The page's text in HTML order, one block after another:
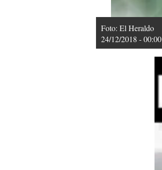
Foto: El Heraldo
24/12/2018 - 00:00